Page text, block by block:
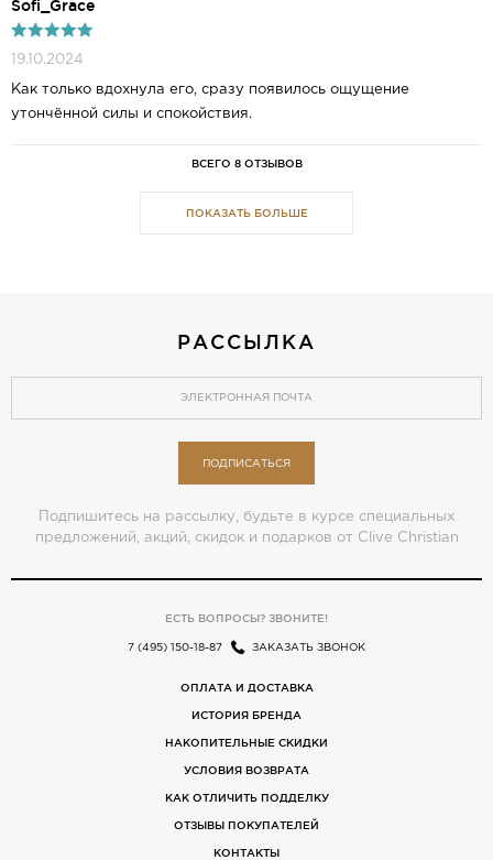
Sofi_Grace
19.10.2024
Как только вдохнула его, сразу появилось ощущение
утончённой силы и спокойствия.
ВСЕГО 8 ОТЗЫВОВ
ПОКАЗАТЬ БОЛЬШЕ
РАССЫЛКА
ПОДПИСАТЬСЯ
Подпишитесь на рассылку, будьте в курсе специальных
предложений, акций, скидок и подарков от Clive Christian
ЕСТЬ ВОПРОСЫ? ЗВОНИТЕ!
7 (495) 150-18-87 ЗАКАЗАТЬ ЗВОНОК
ОПЛАТА И ДОСТАВКА
ИСТОРИЯ БРЕНДА
НАКОПИТЕЛЬНЫЕ СКИДКИ
УСЛОВИЯ ВОЗВРАТА
КАК ОТЛИЧИТЬ ПОДДЕЛКУ
ОТЗЫВЫ ПОКУПАТЕЛЕЙ
КОНТАКТЫ